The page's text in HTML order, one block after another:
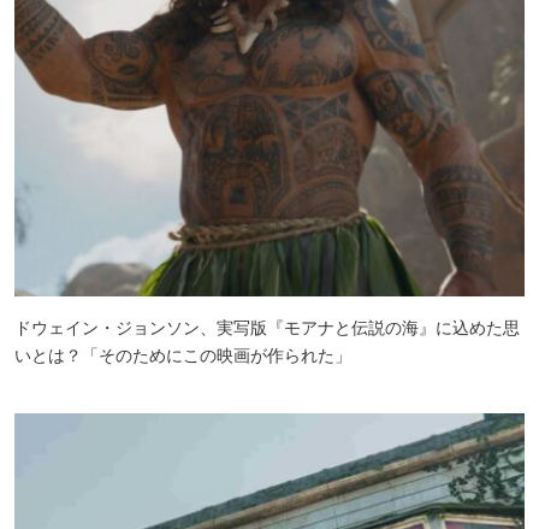
ドウェイン・ジョンソン、実写版『モアナと伝説の海』に込めた思
いとは？「そのためにこの映画が作られた」